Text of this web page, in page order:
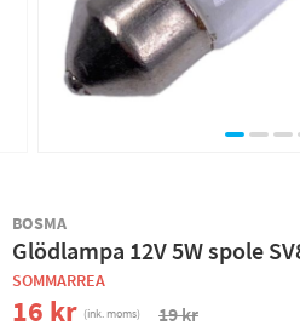
BOSMA
Glödlampa 12V 5W spole
SOMMARREA
16 kr (ink. moms) 19 kr